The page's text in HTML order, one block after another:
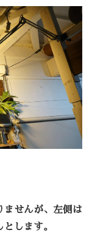
ませんが、左側は
します。